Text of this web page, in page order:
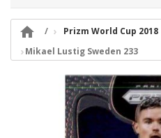

Prizm World Cup 2018
Mikael Lustig Sweden 233